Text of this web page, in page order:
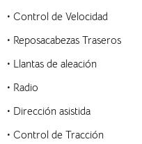
• Control de Velocidad
• Reposacabezas Traseros
• Llantas de aleación
• Radio
• Dirección asistida
• Control de Tracción